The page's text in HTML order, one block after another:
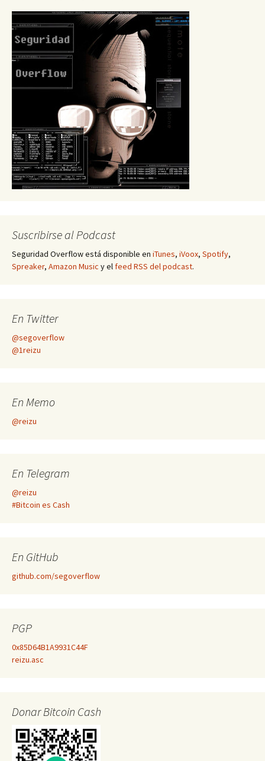
Suscribirse al Podcast
Seguridad Overflow está disponible en iTunes, iVoox, Spotify,
Spreaker, Amazon Music y el feed RSS del podcast.
En Twitter
@segoverflow
@1reizu
En Memo
@reizu
En Telegram
@reizu
#Bitcoin es Cash
En GitHub
github.com/segoverflow
PGP
0x85D64B1A9931C44F
reizu.asc
Donar Bitcoin Cash